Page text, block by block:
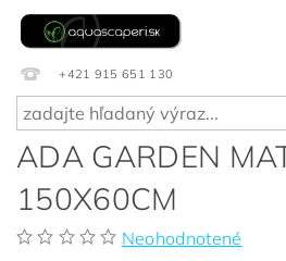
+421 915 651 130
ADA GARDEN
150X60CM
Neohodnotené